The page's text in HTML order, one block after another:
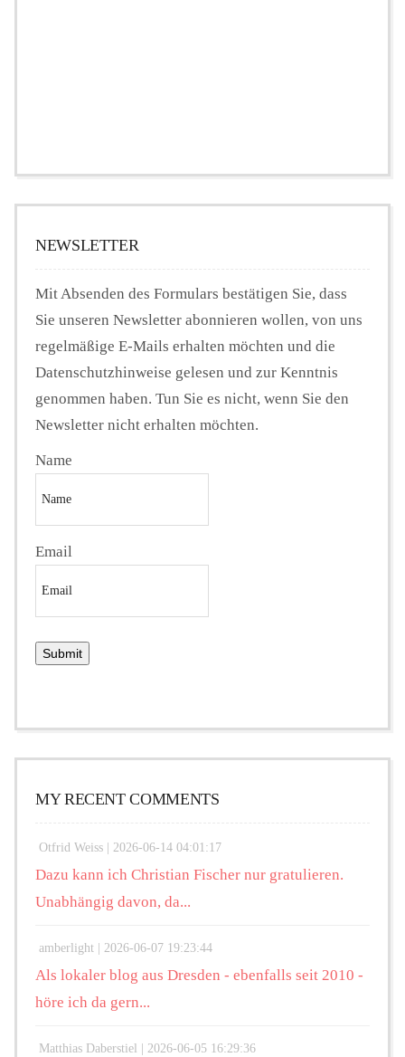
NEWSLETTER
Mit Absenden des Formulars bestätigen Sie, dass
Sie unseren Newsletter abonnieren wollen, von uns
regelmäßige E-Mails erhalten möchten und die
Datenschutzhinweise gelesen und zur Kenntnis
genommen haben. Tun Sie es nicht, wenn Sie den
Newsletter nicht erhalten möchten.
Name
Email
MY RECENT COMMENTS
Otfrid Weiss | 2026-06-14 04:01:17
Dazu kann ich Christian Fischer nur gratulieren.
Unabhängig davon, da...
amberlight | 2026-06-07 19:23:44
Als lokaler blog aus Dresden - ebenfalls seit 2010 -
höre ich da gern...
Matthias Daberstiel | 2026-06-05 16:29:36